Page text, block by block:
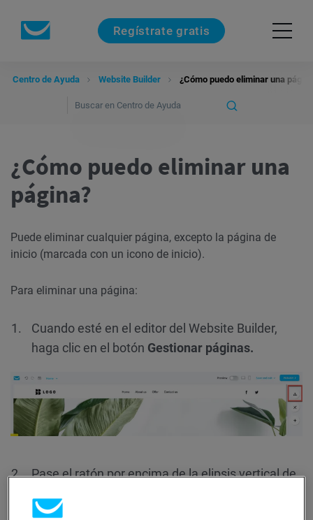
Regístrate gratis
Centro de Ayuda Website Builder ¿Cómo puedo eliminar una
¿Cómo puedo eliminar una
página?
Puede eliminar cualquier página, excepto la página de
inicio (marcada con un icono de inicio).
Para eliminar una página:
Cuando esté en el editor del Website Builder,
haga clic en el botón Gestionar páginas.
Pase el ratón por encima de la elipsis vertical de